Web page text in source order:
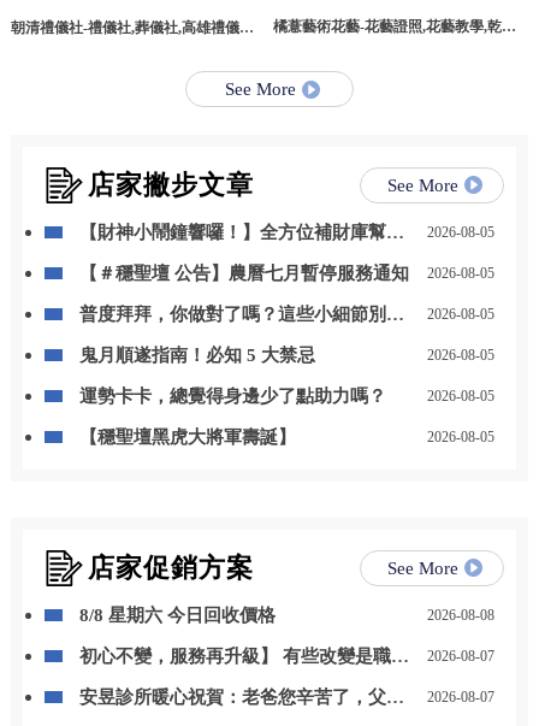
朝清禮儀社-禮儀社,葬儀社,高雄禮儀社,
橘薏藝術花藝-花藝證照,花藝教學,乾燥
See More
店家撇步文章 See More
【財神小鬧鐘響囉！】全方位補財庫幫你
2026-08-05
【＃穩聖壇 公告】農曆七月暫停服務通知 2026-08-05
普度拜拜，你做對了嗎？這些小細節別忽
2026-08-05
鬼月順遂指南！必知 5 大禁忌 2026-08-05
運勢卡卡，總覺得身邊少了點助力嗎？ 2026-08-05
【穩聖壇黑虎大將軍壽誕】 2026-08-05
店家促銷方案 See More
8/8 星期六 今日回收價格 2026-08-08
初心不變，服務再升級】 有些改變是職位
年 8 月 1 日起，我正式接任尚立汽車北台
2026-08-07
安昱診所暖心祝賀：老爸您辛苦了，父親
2026-08-07